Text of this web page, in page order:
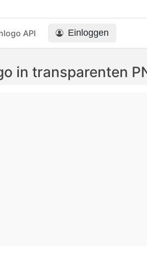
API Einloggen
in transparenten